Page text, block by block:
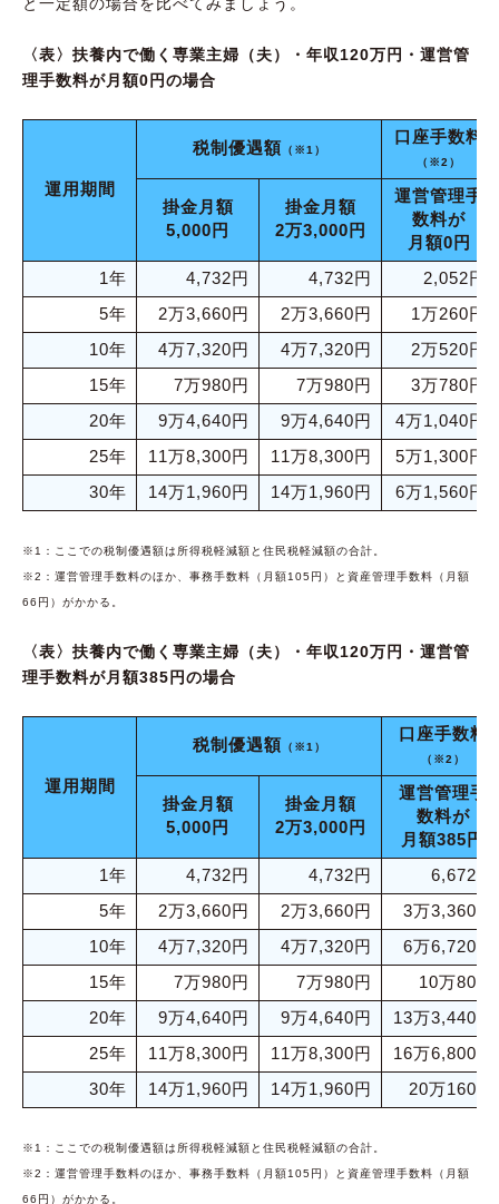
〈表〉扶養内で働く専業主婦（夫）・年収120万円・運営管
理手数料が月額0円の場合
運用期間
税制優遇額 （※1）
口座手数料
（※2）
掛金月額
5,000円
掛金月額
2万3,000円
運営管理手
数料が
月額0円
1年
4,732円 4,732円
2,052円
5年
2万3,660円 2万3,660円
1万260円
10年
4万7,320円 4万7,320円
2万520円
15年
7万980円 7万980円
3万780円
20年
9万4,640円 9万4,640円
4万1,040円
25年
11万8,300円 11万8,300円
5万1,300円
30年
14万1,960円 14万1,960円 6万1,560円
※1：ここでの税制優遇額は所得税軽減額と住民税軽減額の合計。
※2：運営管理手数料のほか、事務手数料（月額105円）と資産管理手数料（月額
66円）がかかる。
〈表〉扶養内で働く専業主婦（夫）・年収120万円・運営管
理手数料が月額385円の場合
運用期間
税制優遇額 （※1）
口座手数料
（※2）
掛金月額
5,000円
掛金月額
2万3,000円
運営管理手
数料が
月額385円
1年
4,732円 4,732円
6,672円
5年
2万3,660円 2万3,660円
3万3,360円
10年
4万7,320円 4万7,320円
6万6,720円
15年
7万980円 7万980円
10万80円
20年
9万4,640円 9万4,640円
13万3,440円
25年
11万8,300円 11万8,300円
16万6,800円
30年
14万1,960円 14万1,960円 20万160円
※1：ここでの税制優遇額は所得税軽減額と住民税軽減額の合計。
※2：運営管理手数料のほか、事務手数料（月額105円）と資産管理手数料（月額
66円）がかかる。